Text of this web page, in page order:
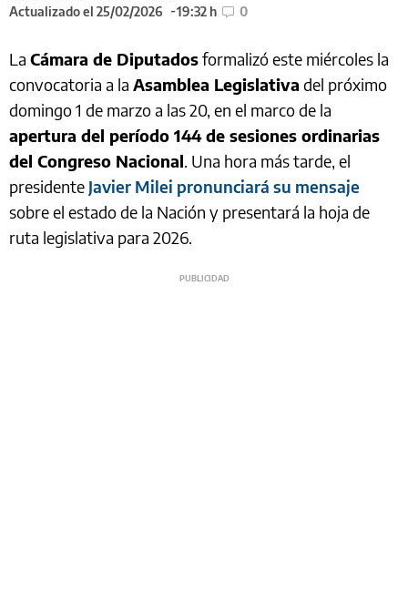
Actualizado el 25/02/2026
19:32 h 0
La Cámara de Diputadosformalizó este miércoles la
convocatoria a la Asamblea Legislativa del próximo
domingo 1 de marzo a las 20, en el marco de la
apertura del período 144 de sesiones ordinarias
del Congreso Nacional. Una hora más tarde, el
presidente Javier Milei pronunciará su mensaje
sobre el estado de la Nación y presentará la hoja de
ruta legislativa para 2026.